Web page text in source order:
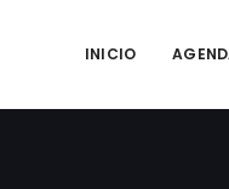
INICIO